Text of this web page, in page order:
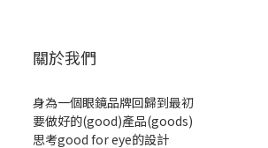
關於我們
身為一個眼鏡品牌回歸到最初
要做好的(good)產品(goods)
思考good for eye的設計